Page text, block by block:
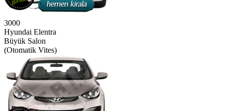
3000
Hyundai Elentra
Büyük Salon
(Otomatik Vites)